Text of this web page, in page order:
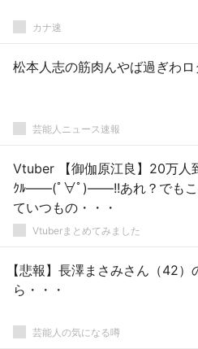
カナ速
松本人志の筋肉んやば過ぎわ
芸能人ニュース速報
Vtuber 【御伽原江良】20万人
ｸﾙ――(ﾟ∀ﾟ)――!!あれ？でもこ
ていつもの・・・
Vtuberまとめてみました
【悲報】長澤まさみさん（42）
ら・・・
芸能人の気になる噂